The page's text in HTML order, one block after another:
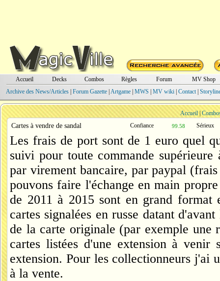
Accueil Decks Combos Règles Forum
MV Shop
Archive des News/Articles| Forum Gazette| Artgame| MWS MV wiki| Contact|
Accueil|
Cartes à vendre de sandal Confiance 99.58 Sérieux
Les frais de port sont de 1 euro quel
suivi pour toute commande
par virement bancaire, par paypal
pouvons faire l'échange en main
de 2011 à 2015 sont en grand
cartes signalées en russe datant
de la carte originale (par exemple une
cartes listées d'une extension à
extension. Pour les collectionneurs j'ai
à la vente.